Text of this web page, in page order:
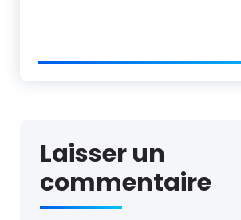
Laisser un
commentaire